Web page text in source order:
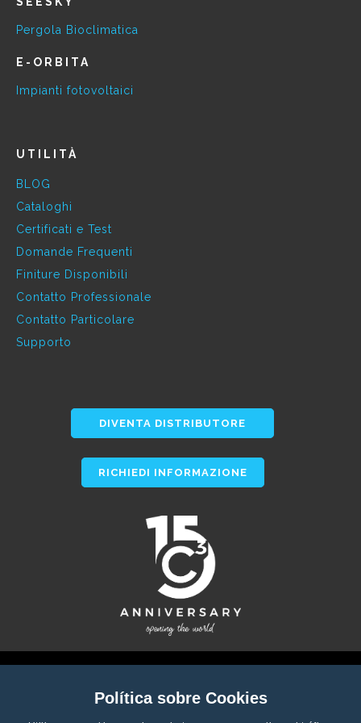
Política sobre Cookies
Pergola Bioclimatica
E-ORBITA
Impianti fotovoltaici
UTILITÀ
BLOG
Cataloghi
Certificati e Test
Domande Frequenti
Finiture Disponibili
Contatto Professionale
Contatto Particolare
Supporto
DIVENTA DISTRIBUTORE
RICHIEDI INFORMAZIONE